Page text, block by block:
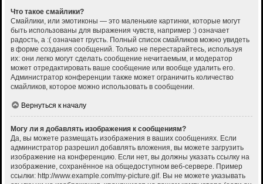
Что такое смайлики?
Смайлики, или эмотиконы — это маленькие картинки, которые могут
быть использованы для выражения чувств, например :) означает
радость, а :( означает грусть. Полный список смайликов можно увидеть
в форме создания сообщений. Только не перестарайтесь, используя
их: они легко могут сделать сообщение нечитаемым, и модератор
может отредактировать ваше сообщение или вообще удалить его.
Администратор конференции также может ограничить количество
смайликов, которое можно использовать в сообщении.
Вернуться к началу
Могу ли я добавлять изображения к сообщениям?
Да, вы можете размещать изображения в ваших сообщениях. Если
администратор разрешил добавлять вложения, вы можете загрузить
изображение на конференцию. Если нет, вы должны указать ссылку на
изображение, сохранённое на общедоступном веб-сервере. Пример
ссылки: http://www.example.com/my-picture.gif. Вы не можете указывать